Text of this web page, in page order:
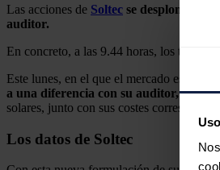
Las acciones de Soltec se desplomaban
auditor.
En concreto, a las 9.44 horas, los títulos
Este lunes, en el que el mercado estaba
a una diferencia con su auditor, Ernst
solares, junto con sus costes
Los datos de Soltec